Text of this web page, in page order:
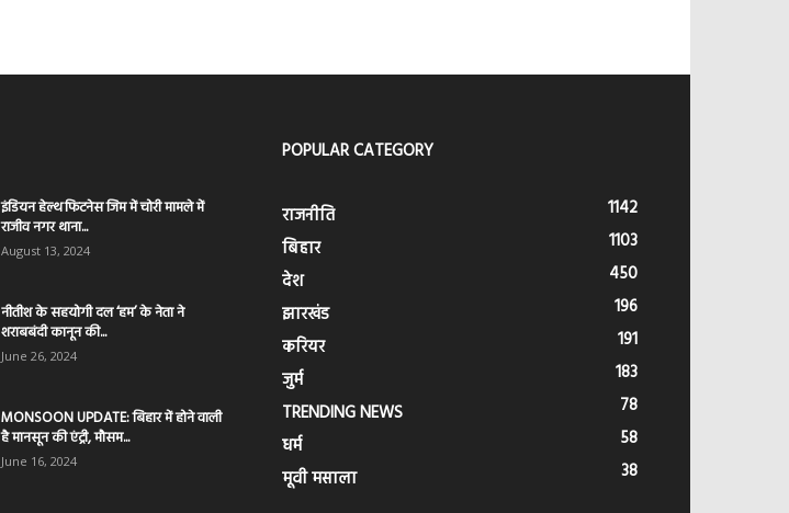
इंडियन हेल्थ फिटनेस जिम में चोरी मामले में
राजीव नगर थाना...
August 13, 2024
नीतीश के सहयोगी दल ‘हम’ के नेता ने
शराबबंदी कानून की...
June 26, 2024
MONSOON UPDATE: बिहार में होने वाली
है मानसून की एंट्री, मौसम...
June 16, 2024
POPULAR CATEGORY
राजनीति
1142
बिहार
1103
देश
450
झारखंड
196
करियर
191
जुर्म
183
TRENDING NEWS
78
धर्म
58
मूवी मसाला
38